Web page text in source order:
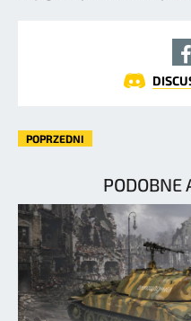
POPRZEDNI
PODOBNE